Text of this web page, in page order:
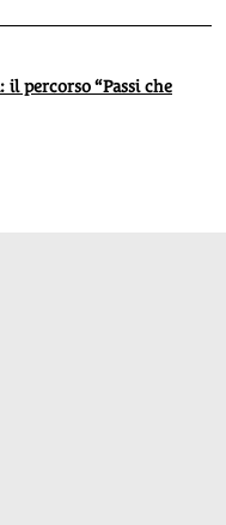
percorso “Passi che